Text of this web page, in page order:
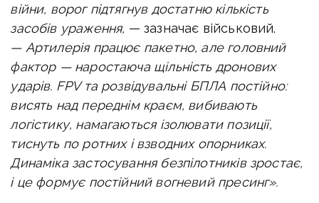
війни, ворог підтягнув достатню кількість
засобів ураження, — зазначає військовий.
— Артилерія працює пакетно, але головний
фактор — наростаюча щільність дронових
ударів. FPV та розвідувальні БПЛА постійно:
висять над переднім краєм, вибивають
логістику, намагаються ізолювати позиції,
тиснуть по ротних і взводних опорниках.
Динаміка застосування безпілотників зростає,
і це формує постійний вогневий пресинг».